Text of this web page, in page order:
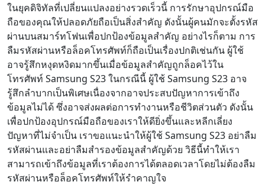
ในยุคดิจิทัลที่เปลี่ยนแปลงอย่างรวดเร็วนี้ การรักษาอุปกรณ์มือ
ถือของคุณให้ปลอดภัยถือเป็นสิ่งสำคัญ ดังนั้นผู้คนมักจะตั้งรหัส
ผ่านบนสมาร์ทโฟนเพื่อปกป้องข้อมูลสำคัญ อย่างไรก็ตาม การ
ลืมรหัสผ่านหรือล็อคโทรศัพท์ก็ถือเป็นเรื่องปกติเช่นกัน ผู้ใช้
อาจรู้สึกหงุดหงิดมากขึ้นเมื่อข้อมูลสำคัญถูกล็อคไว้ใน
โทรศัพท์ Samsung S23 ในกรณีนี้ ผู้ใช้ Samsung S23 อาจ
รู้สึกลำบากเป็นพิเศษเนื่องจากอาจประสบปัญหาการเข้าถึง
ข้อมูลไม่ได้ ซึ่งอาจส่งผลต่อการทำงานหรือชีวิตส่วนตัว ดังนั้น
เพื่อปกป้องอุปกรณ์มือถือของเราให้ดียิ่งขึ้นและหลีกเลี่ยง
ปัญหาที่ไม่จำเป็น เราขอแนะนำให้ผู้ใช้ Samsung S23 อย่าลืม
รหัสผ่านและอย่าลืมสำรองข้อมูลสำคัญด้วย วิธีนี้ทำให้เรา
สามารถเข้าถึงข้อมูลที่เราต้องการได้ตลอดเวลาโดยไม่ต้องลืม
รหัสผ่านหรือล็อคโทรศัพท์ให้รำคาญใจ